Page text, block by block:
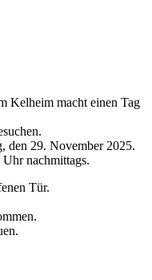
Kelheim macht einen Tag
den 29. November 2025.
nachmittags.
Tür.